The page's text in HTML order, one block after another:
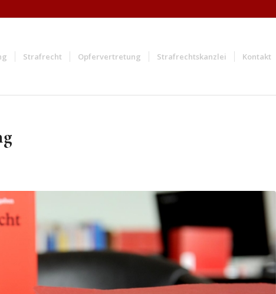
Strafrecht Opfervertretung Strafrechtskanzlei Kontakt